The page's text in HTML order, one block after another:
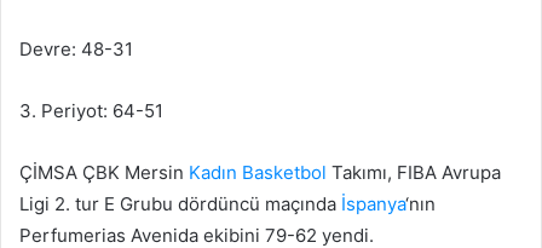
Devre: 48-31
3. Periyot: 64-51
ÇİMSA ÇBK Mersin Kadın Basketbol Takımı, FIBA Avrupa
Ligi 2. tur E Grubu dördüncü maçında İspanya‘nın
Perfumerias Avenida ekibini 79-62 yendi.